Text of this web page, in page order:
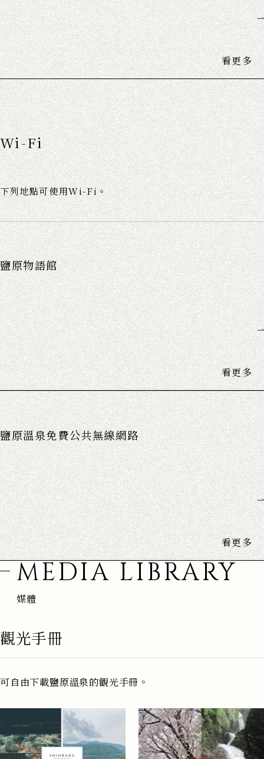
看更多
Wi-Fi
下列地點可使用Wi-Fi。
鹽原物語館
看更多
鹽原溫泉免費公共無線網路
看更多
MEDIA LIBRARY
媒體
觀光手冊
可自由下載鹽原溫泉的觀光手冊。